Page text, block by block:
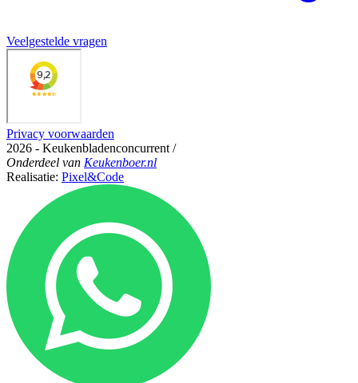
Veelgestelde vragen
Privacy voorwaarden
2026 - Keukenbladenconcurrent /
Onderdeel van Keukenboer.nl
Realisatie: Pixel&Code